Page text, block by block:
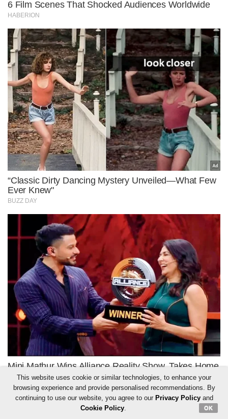
This website uses cookie or similar technologies, to enhance your
browsing experience and provide personalised recommendations. By
continuing to use our website, you agree to our Privacy Policyand
Cookie Policy. OK